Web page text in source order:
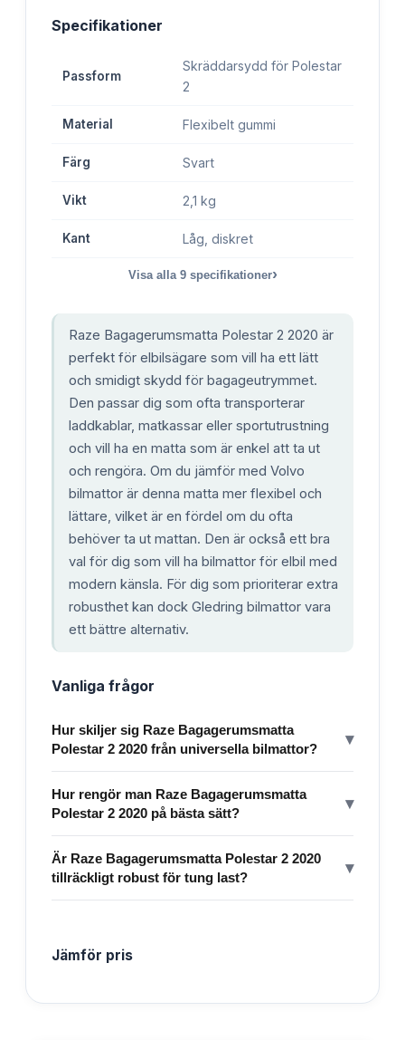
Specifikationer
Passform
Skräddarsydd för Polestar
2
Material Flexibelt gummi
Färg Svart
Vikt 2,1 kg
Kant Låg, diskret
Visa alla 9specifikationer›
Raze Bagagerumsmatta Polestar 2 2020 är
perfekt för elbilsägare som vill ha ett lätt
och smidigt skydd för bagageutrymmet.
Den passar dig som ofta transporterar
laddkablar, matkassar eller sportutrustning
och vill ha en matta som är enkel att ta ut
och rengöra. Om du jämför med Volvo
bilmattor är denna matta mer flexibel och
lättare, vilket är en fördel om du ofta
behöver ta ut mattan. Den är också ett bra
val för dig som vill ha bilmattor för elbil med
modern känsla. För dig som prioriterar extra
robusthet kan dock Gledring bilmattor vara
ett bättre alternativ.
Vanliga frågor
Hur skiljer sig Raze Bagagerumsmatta
Polestar 2 2020 från universella bilmattor?
▾
Hur rengör man Raze Bagagerumsmatta
Polestar 2 2020 på bästa sätt?
▾
Är Raze Bagagerumsmatta Polestar 2 2020
tillräckligt robust för tung last?
▾
Jämför pris